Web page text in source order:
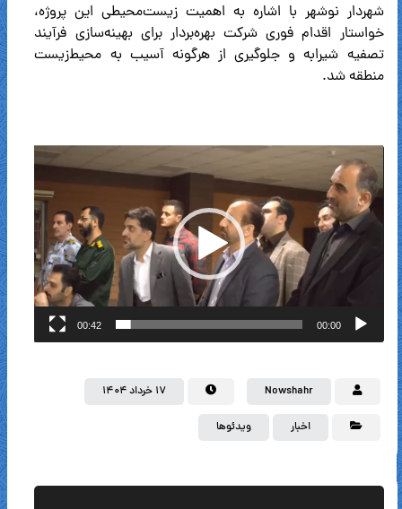
شهردار نوشهر با اشاره به اهمیت زیست‌محیطی این پروژه،
خواستار اقدام فوری شرکت بهره‌بردار برای بهینه‌سازی فرآیند
تصفیه شیرابه و جلوگیری از هرگونه آسیب به محیط‌زیست
منطقه شد.
نمایشگر
ویدیو
00:00
00:42
Nowshahr ۱۷ خرداد ۱۴۰۴
اخبار ویدئوها